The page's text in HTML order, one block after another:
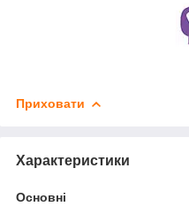
Приховати
Характеристики
Основні